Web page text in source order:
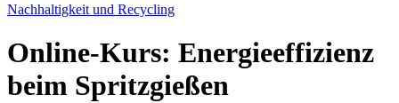
Nachhaltigkeit und Recycling
Online-Kurs: Energieeffizienz
beim Spritzgießen